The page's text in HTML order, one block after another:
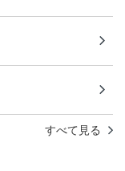
すべて見る